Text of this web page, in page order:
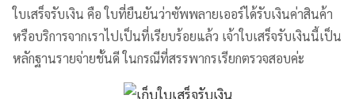
ใบเสร็จรับเงิน คือ ใบที่ยืนยันว่าซัพพลายเออร์ได้รับเงินค่าสินค้า
หรือบริการจากเราไปเป็นที่เรียบร้อยแล้ว เจ้าใบเสร็จรับเงินนี้เป็น
หลักฐานรายจ่ายชั้นดี ในกรณีที่สรรพากรเรียกตรวจสอบค่ะ